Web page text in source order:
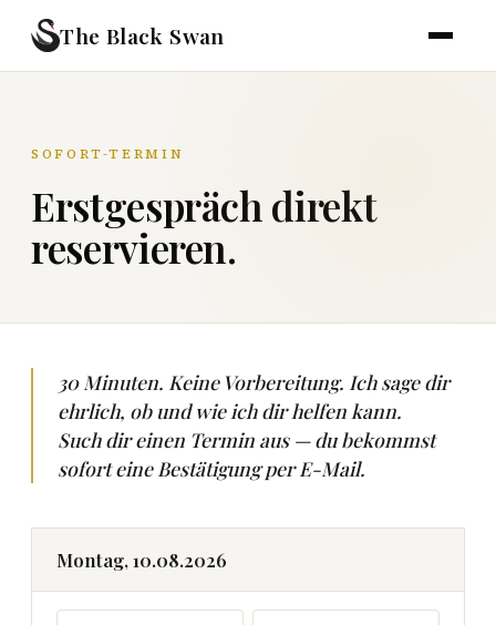
The Black Swan
SOFORT-TERMIN
Erstgespräch direkt
reservieren.
30 Minuten. Keine Vorbereitung. Ich sage dir
ehrlich, ob und wie ich dir helfen kann.
Such dir einen Termin aus — du bekommst
sofort eine Bestätigung per E-Mail.
Montag, 10.08.2026